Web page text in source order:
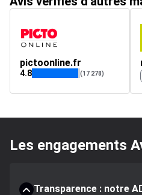
pictoonline.fr
4.8 (17 278)
Les engagements
Transparence : notre